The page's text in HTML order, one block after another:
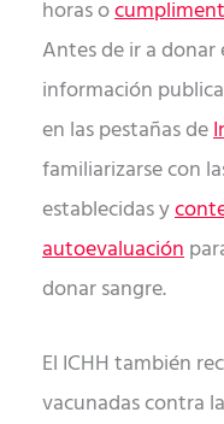
horas o
Antes de ir a donar
información
en las pestañas de
familiarizarse con
establecidas y
autoevaluación
donar sangre.
El ICHH también
vacunadas contra